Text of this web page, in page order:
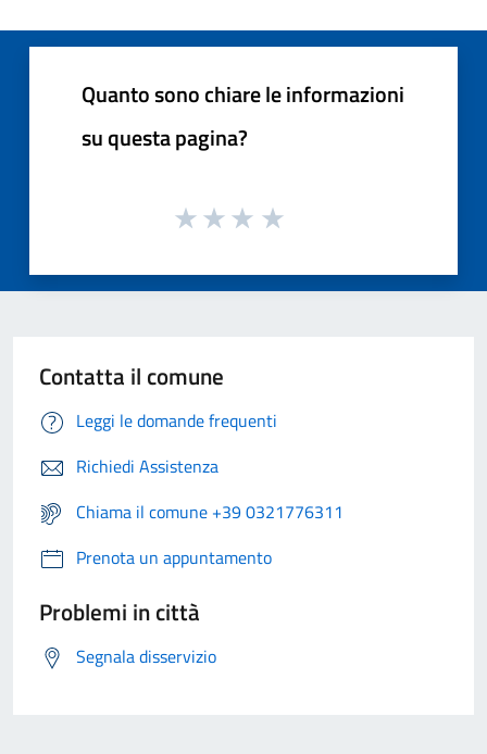
Quanto sono chiare le informazioni
su questa pagina?
Contatta il comune
Leggi le domande frequenti
Richiedi Assistenza
Chiama il comune +39 0321776311
Prenota un appuntamento
Problemi in città
Segnala disservizio